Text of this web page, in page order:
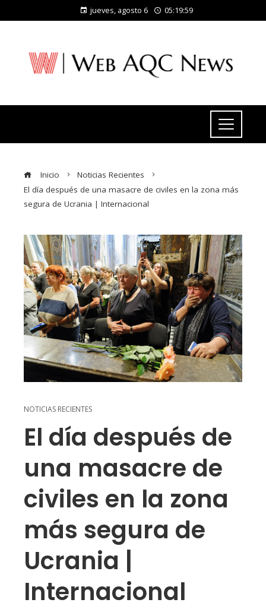
jueves, agosto 6 05:20:00
Inicio
Noticias Recientes
El día después de una masacre de civiles en la zona más
segura de Ucrania | Internacional
NOTICIAS RECIENTES
El día después de
una masacre de
civiles en la zona
más segura de
Ucrania |
Internacional